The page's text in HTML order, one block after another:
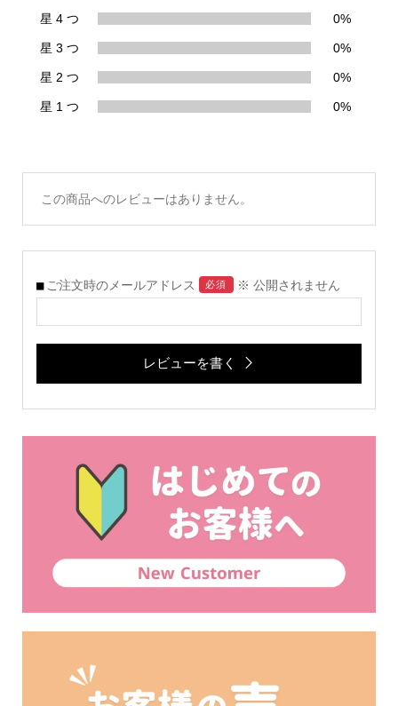
星 4 つ 0%
星 3 つ 0%
星 2 つ 0%
星 1 つ 0%
この商品へのレビューはありません。
ご注文時のメールアドレス 必須 ※ 公開されません
レビューを書く